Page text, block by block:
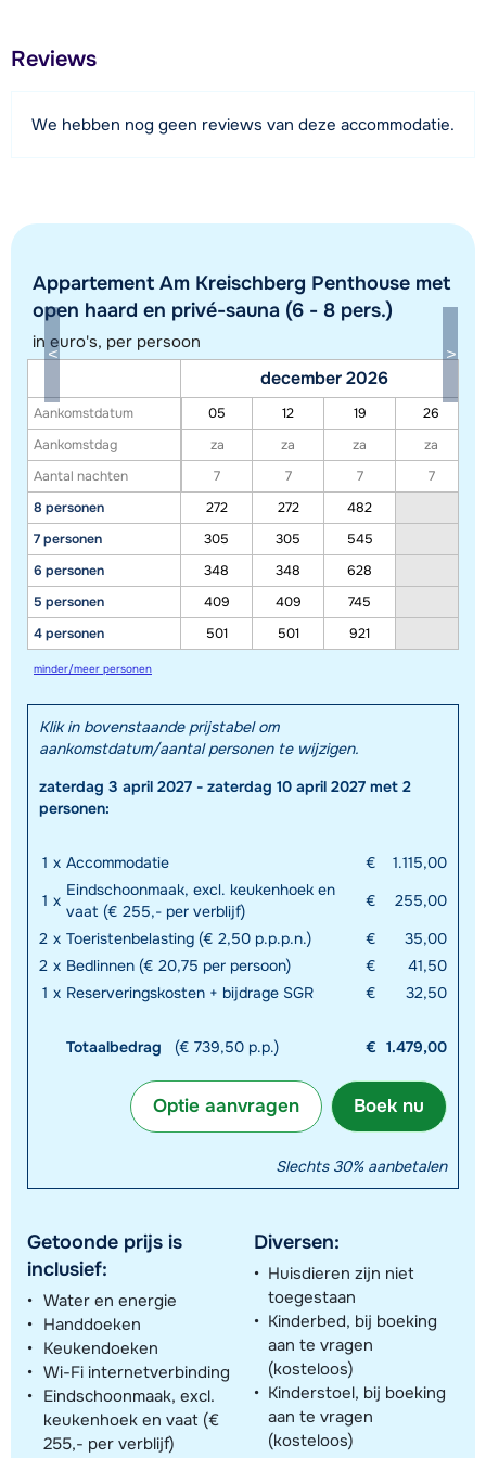
Afstand tot restaurant of bar
200 meter
500 meter
Bekijk kaart
Toon alle accommodaties in dit gebied
exacte locatie kan enigszins afwijken.
Reviews
We hebben nog geen reviews van deze accommodatie.
Appartement Am Kreischberg Penthouse met
open haard en privé-sauna (6 - 8 pers.)
in euro's, per persoon
Aankomstdatum
Aankomstdag
Aantal nachten
8 personen
7 personen
6 personen
5 personen
4 personen
december 2026
05 12 19
26
za
za za
za
7
7 7
7
272
272
482
305
305
545
348
348
628
409
409
745
501
501 921
minder/meer personen
Klik in bovenstaande prijstabel om
aankomstdatum/aantal personen te wijzigen.
zaterdag 3 april 2027 - zaterdag 10 april 2027 met 2
personen:
1 x Accommodatie €
1.115,00
1 x
Eindschoonmaak, excl. keukenhoek en
vaat (€ 255,- per verblijf)
€
255,00
2 x Toeristenbelasting (€ 2,50 p.p.p.n.) €
35,00
2 x Bedlinnen (€ 20,75 per persoon) €
41,50
1 x Reserveringskosten + bijdrage SGR € 32,50
Totaalbedrag (€ 739,50 p.p.) € 1.479,00
Boek nu
Optie aanvragen
Slechts 30% aanbetalen
Getoonde prijs is
inclusief:
Water en energie
Handdoeken
Keukendoeken
Wi-Fi internetverbinding
Eindschoonmaak, excl.
keukenhoek en vaat (€
255,- per verblijf)
Diversen:
Huisdieren zijn niet
toegestaan
Kinderbed, bij boeking
aan te vragen
(kosteloos)
Kinderstoel, bij boeking
aan te vragen
(kosteloos)